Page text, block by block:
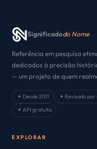
Significadodo Nome
Referência em pesquisa
dedicados à precisão
— um projeto de quem
✦ Desde 2011 ✦ Revisado por
✦ API gratuita
EXPLORAR